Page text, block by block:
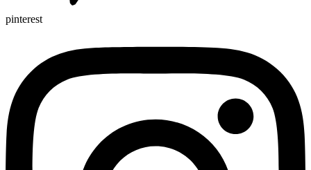
pinterest